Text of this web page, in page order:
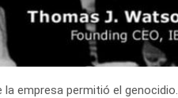
empresa permitió el genocidio.